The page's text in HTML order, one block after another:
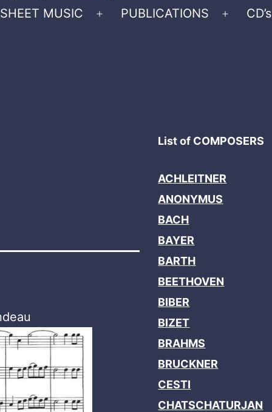
SHEET MUSIC
Open
PUBLICATIONS
Open
CD’s
List of COMPOSERS
ACHLEITNER
ANONYMUS
BACH
BAYER
BARTH
BEETHOVEN
BIBER
BIZET
BRAHMS
BRUCKNER
CESTI
CHATSCHATURJAN